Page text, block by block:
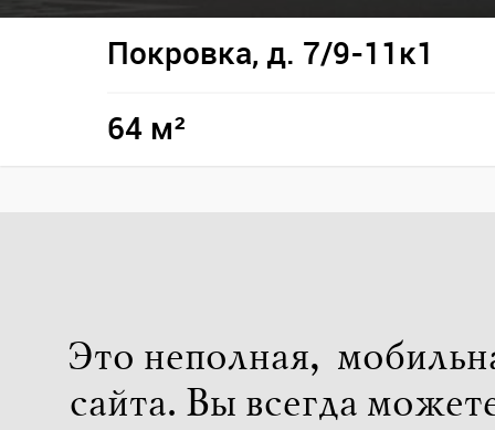
Покровка, д. 7/9-11к1
64 м²
Это неполная,
сайта. Вы всегда